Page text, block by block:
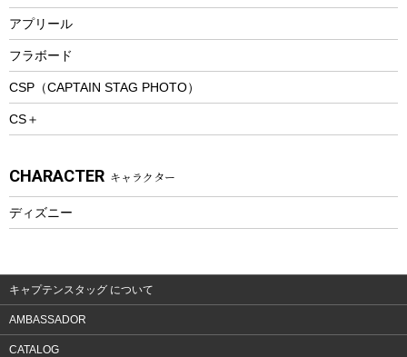
トレッキング
トレッキングアクセサリー
プレイグッズ
ウェルネス
ウェア、タオル
ウェア
アプリール
フラボード
CSP（CAPTAIN STAG PHOTO）
CS＋
CHARACTER キャラクター
ディズニー
キャプテンスタッグ について
AMBASSADOR
CATALOG